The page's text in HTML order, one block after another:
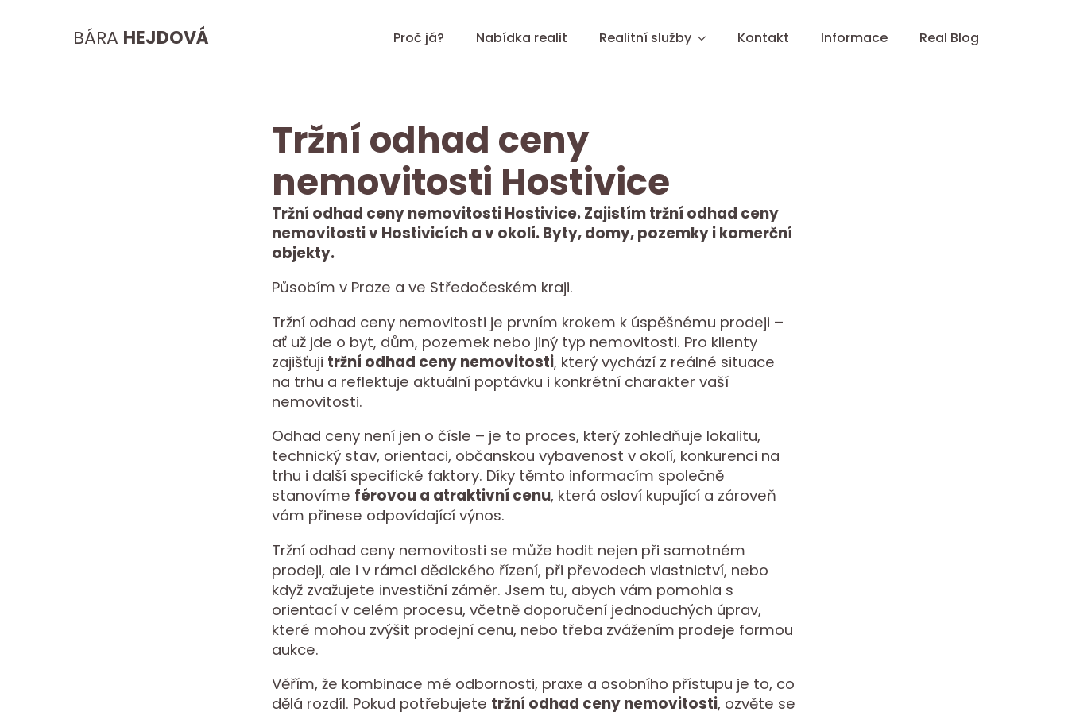
BÁRA HEJDOVÁ Proč já? Nabídka realit Realitní služby Kontakt Informace Real Blog
Tržní odhad ceny
nemovitosti Hostivice
Tržní odhad ceny nemovitosti Hostivice. Zajistím tržní odhad ceny
nemovitosti v Hostivicích a v okolí. Byty, domy, pozemky i komerční
objekty.
Působím v Praze a ve Středočeském kraji.
Tržní odhad ceny nemovitosti je prvním krokem k úspěšnému prodeji –
ať už jde o byt, dům, pozemek nebo jiný typ nemovitosti. Pro klienty
zajišťuji tržní odhad ceny nemovitosti, který vychází z reálné situace
na trhu a reflektuje aktuální poptávku i konkrétní charakter vaší
nemovitosti.
Odhad ceny není jen o čísle – je to proces, který zohledňuje lokalitu,
technický stav, orientaci, občanskou vybavenost v okolí, konkurenci na
trhu i další specifické faktory. Díky těmto informacím společně
stanovíme férovou a atraktivní cenu, která osloví kupující a zároveň
vám přinese odpovídající výnos.
Tržní odhad ceny nemovitosti se může hodit nejen při samotném
prodeji, ale i v rámci dědického řízení, při převodech vlastnictví, nebo
když zvažujete investiční záměr. Jsem tu, abych vám pomohla s
orientací v celém procesu, včetně doporučení jednoduchých úprav,
které mohou zvýšit prodejní cenu, nebo třeba zvážením prodeje formou
aukce.
Věřím, že kombinace mé odbornosti, praxe a osobního přístupu je to, co
dělá rozdíl. Pokud potřebujete tržní odhad ceny nemovitosti, ozvěte se